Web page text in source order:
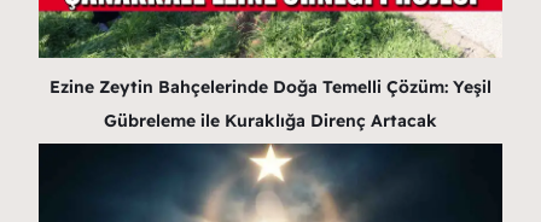
Ezine Zeytin Bahçelerinde Doğa Temelli Çözüm: Yeşil
Gübreleme ile Kuraklığa Direnç Artacak